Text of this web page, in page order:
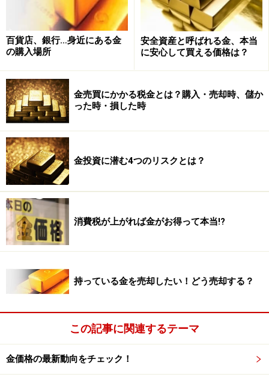
また、個人が営利目的に継続的に金の売買を行っている
場合は、一般的に「雑所得」として扱われます。
個別のケースに応じた所得の種類等の判断は税務署で行
なっています。詳しくは国税庁ホームページや近くの税
務署に確認するとよいでしょう。
純金積立の解約については、「純金積立で積み立てた
金。どう売却する？」を参考にして下さい
※記事内容は執筆時点のものです。最新の内容をご確認くださ
い。
本記事の内容は一般的な情報提供を目的としており、特定の金融
投資や資産運用に関する最終的なご判断はご自身の責任において
掲載情報の正確性・完全性については十分に配慮しております
が、その内容を保証するものではなく、これに基づく損失・損害
などについて当社は一切の責任を負いません。
最新の情報や詳細については、必ず各金融機関やサービス提供者
の公式情報をご確認ください。
百貨店、銀行…身近にある金
の購入場所
安全資産と呼ばれる金、本当
に安心して買える価格は？
金売買にかかる税金とは？購入・売却時、儲か
った時・損した時
金投資に潜む4つのリスクとは？
消費税が上がれば金がお得って本当!?
持っている金を売却したい！どう売却する？
この記事に関連するテーマ
金価格の最新動向をチェック！